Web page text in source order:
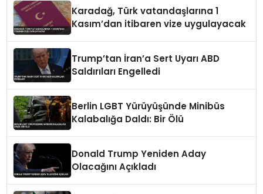
Karadağ, Türk vatandaşlarına 1
Kasım’dan itibaren vize uygulayacak
Trump’tan İran’a Sert Uyarı ABD
Saldırıları Engelledi
Berlin LGBT Yürüyüşünde Minibüs
Kalabalığa Daldı: Bir Ölü
Donald Trump Yeniden Aday
Olacağını Açıkladı